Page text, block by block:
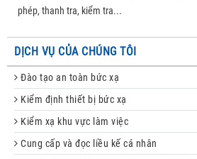
phép, thanh tra, kiểm tra...
DỊCH VỤ CỦA CHÚNG TÔI
Đào tạo an toàn bức xạ
Kiểm định thiết bị bức xạ
Kiểm xạ khu vực làm việc
Cung cấp và đọc liều kế cá nhân